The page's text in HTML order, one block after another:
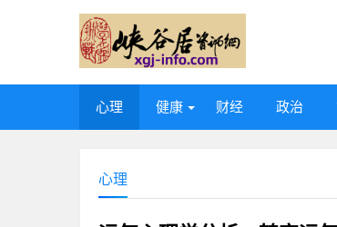
心理 健康 财经 政治
心理